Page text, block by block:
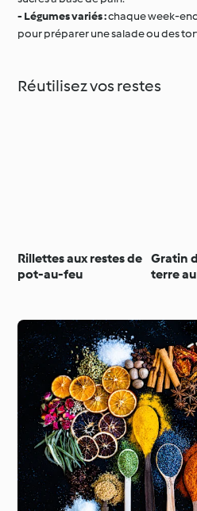
- Légumes variés :chaque week-
pour préparer une salade ou des
Réutilisez vos restes
Rillettes aux restes de
pot-au-feu
Gratin
terre